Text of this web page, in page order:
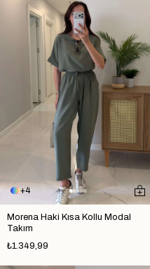
4
Morena Haki Kısa Kollu Modal
Takım
₺1.349,99